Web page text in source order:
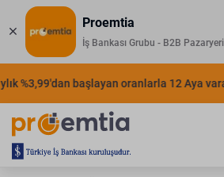
Proemtia
İş Bankası Grubu - B2B Pazaryeri
%3,99'dan başlayan oranlarla 12 Aya